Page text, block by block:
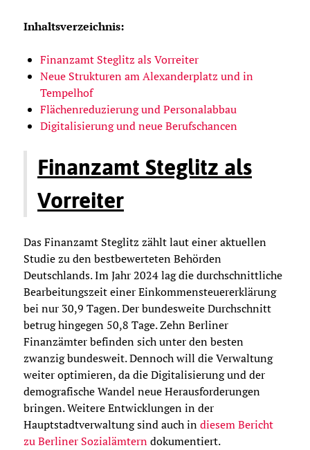
Inhaltsverzeichnis:
Finanzamt Steglitz als Vorreiter
Neue Strukturen am Alexanderplatz und in
Tempelhof
Flächenreduzierung und Personalabbau
Digitalisierung und neue Berufschancen
Finanzamt Steglitz als
Vorreiter
Das Finanzamt Steglitz zählt laut einer aktuellen
Studie zu den bestbewerteten Behörden
Deutschlands. Im Jahr 2024 lag die durchschnittliche
Bearbeitungszeit einer Einkommensteuererklärung
bei nur 30,9 Tagen. Der bundesweite Durchschnitt
betrug hingegen 50,8 Tage. Zehn Berliner
Finanzämter befinden sich unter den besten
zwanzig bundesweit. Dennoch will die Verwaltung
weiter optimieren, da die Digitalisierung und der
demografische Wandel neue Herausforderungen
bringen. Weitere Entwicklungen in der
Hauptstadtverwaltung sind auch indiesem Bericht
zu Berliner Sozialämterndokumentiert.